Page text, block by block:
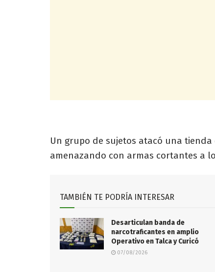
Un grupo de sujetos atacó una
amenazando con armas cortantes a
TAMBIÉN TE PODRÍA INTERESAR
Desarticulan banda de
narcotraficantes en amplio
Operativo en Talca y Curicó
07/08/2026